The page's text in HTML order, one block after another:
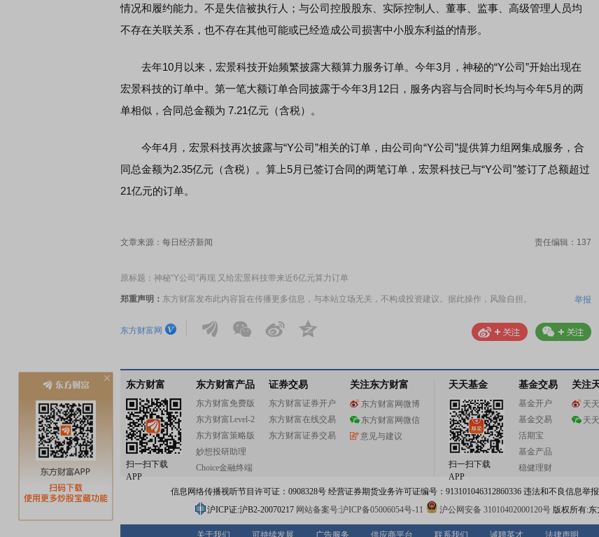
情况和履约能力。不是失信被执行人；与公司控股股东、实际控制人、董事、监事、高级管理人员均
不存在关联关系，也不存在其他可能或已经造成公司损害中小股东利益的情形。
去年10月以来，宏景科技开始频繁披露大额算力服务订单。今年3月，神秘的“Y公司”开始出现在
宏景科技的订单中。第一笔大额订单合同披露于今年3月12日，服务内容与合同时长均与今年5月的两
单相似，合同总金额为 7.21亿元（含税）。
今年4月，宏景科技再次披露与“Y公司”相关的订单，由公司向“Y公司”提供算力组网集成服务，合
同总金额为2.35亿元（含税）。算上5月已签订合同的两笔订单，宏景科技已与“Y公司”签订了总额超过
21亿元的订单。
文章来源：每日经济新闻 责任编辑：137
原标题：神秘“Y公司”再现 又给宏景科技带来近6亿元算力订单
郑重声明： 东方财富发布此内容旨在传播更多信息，与本站立场无关，不构成投资建议。据此操作，风险自担。 举报
东方财富网
东方财富
扫一扫下载
APP
东方财富产品
东方财富免费版
东方财富Level-2
东方财富策略版
妙想投研助理
Choice金融终端
证券交易
东方财富证券开户
东方财富在线交易
东方财富证券交易
关注东方财富
东方财富网微博
东方财富网微信
意见与建议
天天基金
扫一扫下载
APP
基金交易
基金开户
基金交易
活期宝
基金产品
稳健理财
关注
天
天
信息网络传播视听节目许可证：0908328号 经营证券期货业务许可证编号：913101046312860336 违法和不良信息举报
沪ICP证:沪B2-20070217 网站备案号:沪ICP备05006054号-11 沪公网安备 31010402000120号版权所有:东